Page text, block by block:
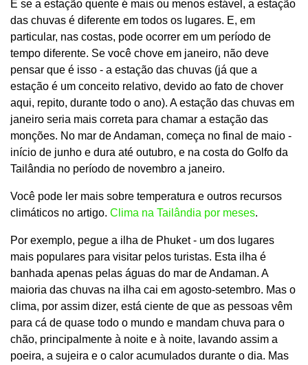
E se a estação quente é mais ou menos estável, a estação
das chuvas é diferente em todos os lugares. E, em
particular, nas costas, pode ocorrer em um período de
tempo diferente. Se você chove em janeiro, não deve
pensar que é isso - a estação das chuvas (já que a
estação é um conceito relativo, devido ao fato de chover
aqui, repito, durante todo o ano). A estação das chuvas em
janeiro seria mais correta para chamar a estação das
monções. No mar de Andaman, começa no final de maio -
início de junho e dura até outubro, e na costa do Golfo da
Tailândia no período de novembro a janeiro.
Você pode ler mais sobre temperatura e outros recursos
climáticos no artigo. Clima na Tailândia por meses.
Por exemplo, pegue a ilha de Phuket - um dos lugares
mais populares para visitar pelos turistas. Esta ilha é
banhada apenas pelas águas do mar de Andaman. A
maioria das chuvas na ilha cai em agosto-setembro. Mas o
clima, por assim dizer, está ciente de que as pessoas vêm
para cá de quase todo o mundo e mandam chuva para o
chão, principalmente à noite e à noite, lavando assim a
poeira, a sujeira e o calor acumulados durante o dia. Mas